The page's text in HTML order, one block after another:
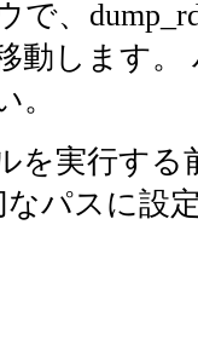
で、
動します。
。
を実行する
なパスに設